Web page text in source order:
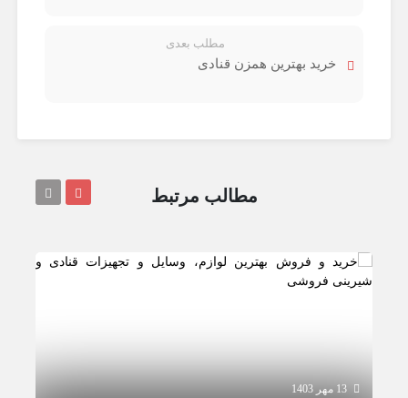
مطلب بعدی
خرید بهترین همزن قنادی
مطالب مرتبط
13 مهر 1403